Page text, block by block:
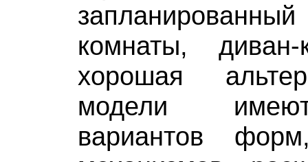
комнаты,
хорошая
модели
вариантов